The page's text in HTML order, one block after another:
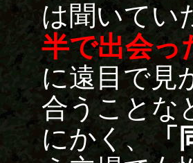
は聞いてい
半で出会っ
に遠目で見
合うことな
にかく、